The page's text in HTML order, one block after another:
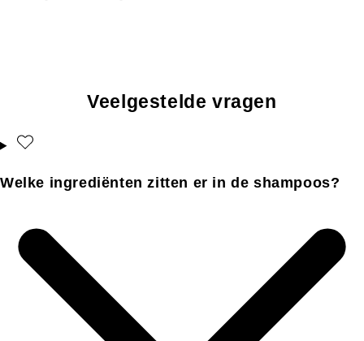
Veelgestelde vragen
Welke ingrediënten zitten er in de shampoos?